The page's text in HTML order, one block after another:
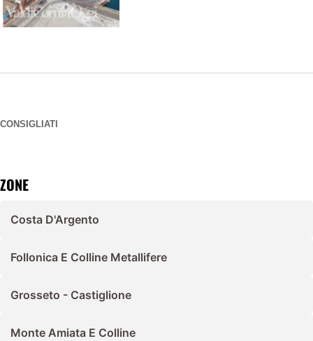
CONSIGLIATI
ZONE
Costa D'Argento
Follonica E Colline Metallifere
Grosseto - Castiglione
Monte Amiata E Colline